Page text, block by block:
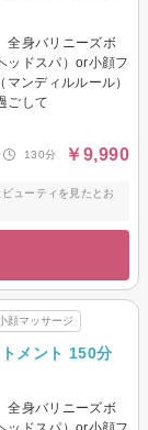
全身バリニーズボ
ッドスパ）or小顔フ
ンディルルール）
ごして
130分 ￥9,990
ューティを見たとお
顔マッサージ
メント 150分
全身バリニーズボ